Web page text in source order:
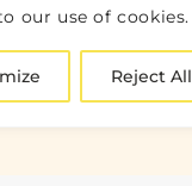
our use of cookies.
Reject All